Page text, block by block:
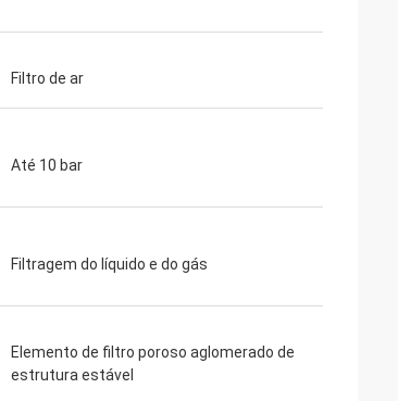
Filtro de ar
Até 10 bar
Filtragem do líquido e do gás
Elemento de filtro poroso aglomerado de
estrutura estável